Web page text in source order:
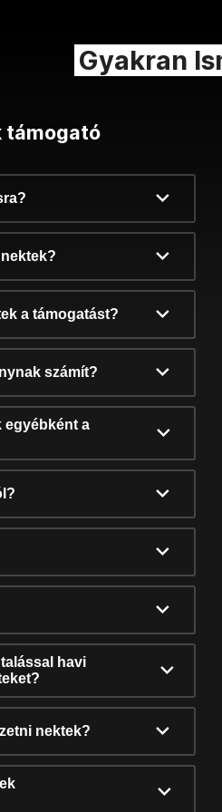
Gyakran
támogató
a támogatást?
számít?
egyébként a
havi
nektek?